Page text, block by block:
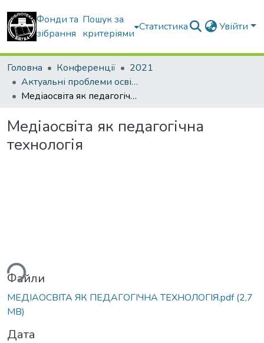
Фонди та
зібрання
Пошук за
критеріями
Статистика Увійти
Головна Конференції
2021
Актуальні проблеми освітнього процесу в контексті європейського вибору України: матеріали ІV Всеукраїнського круглого столу з міжнародною участю (17 листопада 2021 року)
Медіаосвіта як педагогічна технологія
Медіаосвіта як педагогічна
технологія
Файли
МЕДІАОСВІТА ЯК ПЕДАГОГІЧНА ТЕХНОЛОГІЯ.pdf(2,7
MB)
Дата